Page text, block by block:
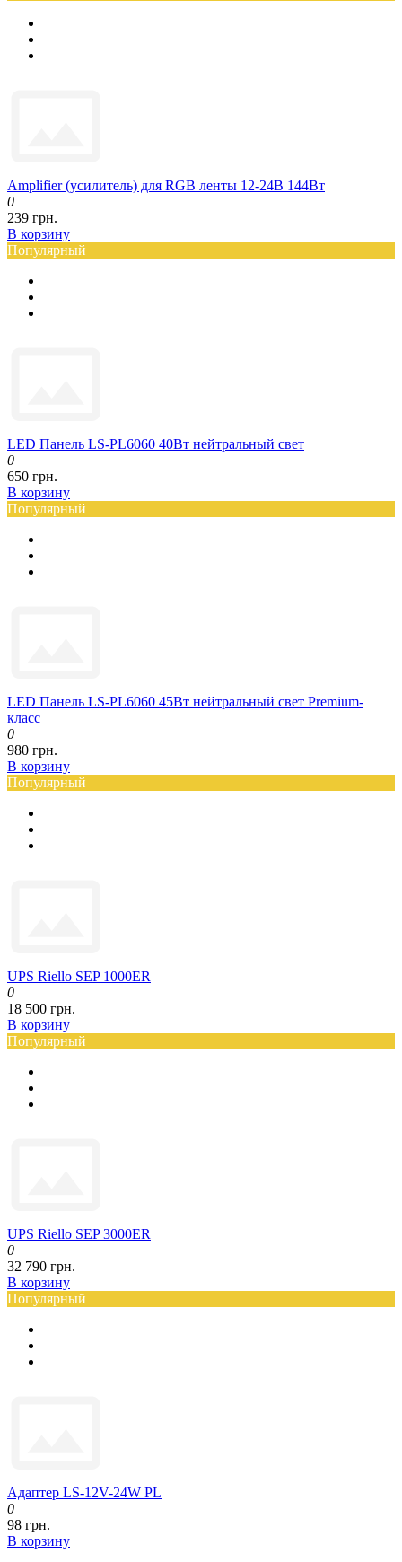
Amplifier (усилитель) для RGB ленты 12-24В 144Вт
0
239 грн.
В корзину
Популярный
LED Панель LS-PL6060 40Вт нейтральный свет
0
650 грн.
В корзину
Популярный
LED Панель LS-PL6060 45Вт нейтральный свет Premium-
класс
0
980 грн.
В корзину
Популярный
UPS Riello SEP 1000ER
0
18 500 грн.
В корзину
Популярный
UPS Riello SEP 3000ER
0
32 790 грн.
В корзину
Популярный
Адаптер LS-12V-24W PL
0
98 грн.
В корзину